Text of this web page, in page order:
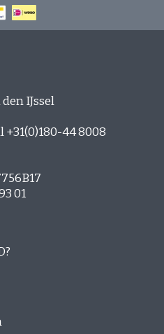
kräftig und vollmundig im
Kräftiger geschmack
versus Geschmackskraft
auf Kaffeegeschmack
Inhalt?
Kaffee?
IJssel
44 8008
01